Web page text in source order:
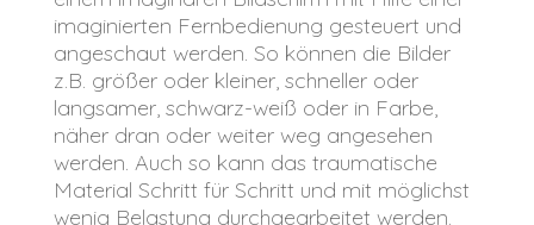
imaginierten Fernbedienung gesteuert und
angeschaut werden. So können die Bilder
z.B. größer oder kleiner, schneller oder
langsamer, schwarz-weiß oder in Farbe,
näher dran oder weiter weg angesehen
werden. Auch so kann das traumatische
Material Schritt für Schritt und mit möglichst
wenig Belastung durchgearbeitet werden.